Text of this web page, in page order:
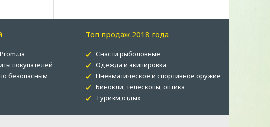
покупателей
безопасным
Топ продаж 2018 года
Снасти рыболовные
Одежда и экипировка
Пневматическое и спортивное оружие
Бинокли, телескопы, оптика
Туризм,отдых